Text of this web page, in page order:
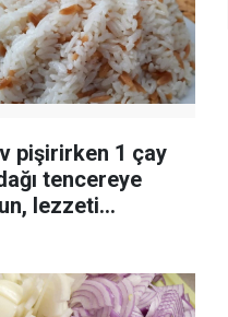
pişirirken 1 çay
tencereye
lezzeti